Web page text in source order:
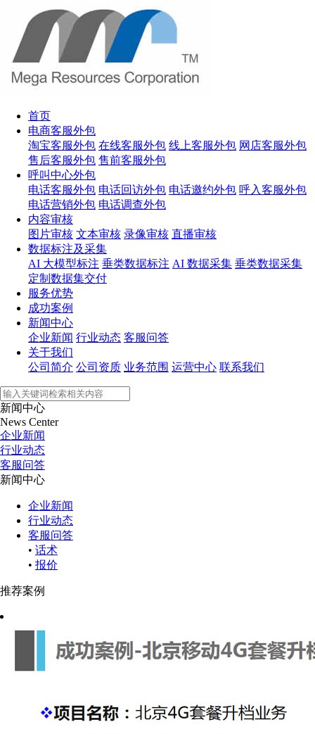
首页
电商客服外包
淘宝客服外包 在线客服外包 线上客服外包 网店客服外包
售后客服外包 售前客服外包
呼叫中心外包
电话客服外包 电话回访外包 电话邀约外包 呼入客服外包
电话营销外包 电话调查外包
内容审核
图片审核 文本审核 录像审核 直播审核
数据标注及采集
AI 大模型标注 垂类数据标注 AI 数据采集 垂类数据采集
定制数据集交付
服务优势
成功案例
新闻中心
企业新闻 行业动态 客服问答
关于我们
公司简介 公司资质 业务范围 运营中心 联系我们
新闻中心
News Center
企业新闻
行业动态
客服问答
新闻中心
企业新闻
行业动态
客服问答
• 话术
• 报价
推荐案例